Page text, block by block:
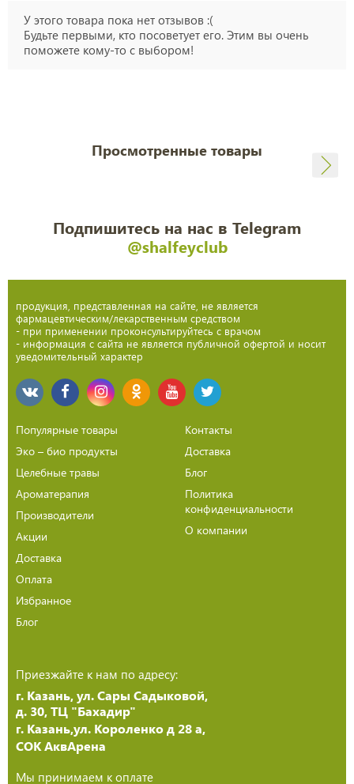
У этого товара пока нет отзывов :(
Будьте первыми, кто посоветует его. Этим вы очень
поможете кому-то с выбором!
Просмотренные товары
Подпишитесь на нас в Telegram
@shalfeyclub
продукция, представленная на сайте, не является
фармацевтическим/лекарственным средством
- при применении проконсультируйтесь с врачом
- информация с сайта не является публичной офертой и носит
уведомительный характер
Популярные товары
Эко – био продукты
Целебные травы
Ароматерапия
Производители
Акции
Доставка
Оплата
Избранное
Блог
Контакты
Доставка
Блог
Политика
конфиденциальности
О компании
Приезжайте к нам по адресу:
г. Казань, ул. Сары Садыковой,
д. 30, ТЦ "Бахадир"
г. Казань,ул. Короленко д 28 а,
СОК АквАрена
Мы принимаем к оплате